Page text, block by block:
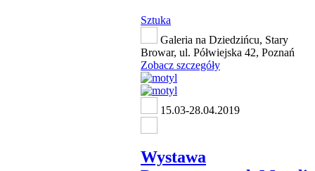
Sztuka
Galeria na Dziedzińcu, Stary
Browar, ul. Półwiejska 42, Poznań
Zobacz szczegóły
15.03-28.04.2019
Wystawa